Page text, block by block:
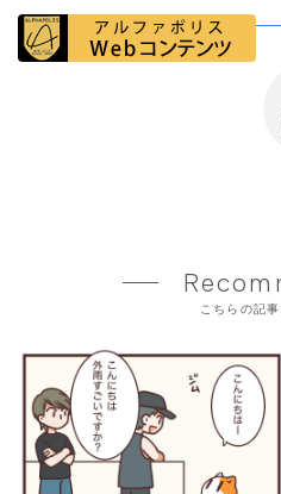
こちらの記